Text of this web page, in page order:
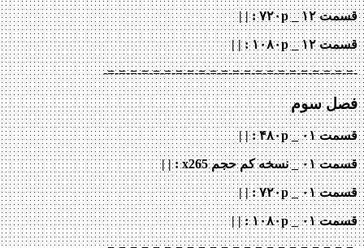
قسمت ۱۲ _ ۷۲۰p : | |
قسمت ۱۲ _ ۱۰۸۰p
: | |
-=-=-=-=-=-=-=-=-=-=-=-=-=-=-=-=-=-=-=-=-=-=-
فصل سوم
قسمت ۰۱ _ ۴۸۰p : | |
قسمت ۰۱ _ نسخه کم حجم x265 : | |
قسمت ۰۱ _ ۷۲۰p : | |
قسمت ۰۱ _ ۱۰۸۰p
: | |